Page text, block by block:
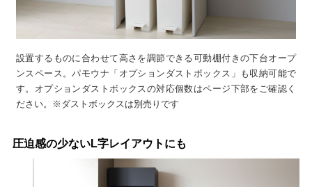
設置するものに合わせて高さを調節できる可動棚付きの下台オープ
ンスペース。パモウナ「オプションダストボックス」も収納可能で
す。オプションダストボックスの対応個数はページ下部をご確認く
ださい。※ダストボックスは別売りです
圧迫感の少ないL字レイアウトにも